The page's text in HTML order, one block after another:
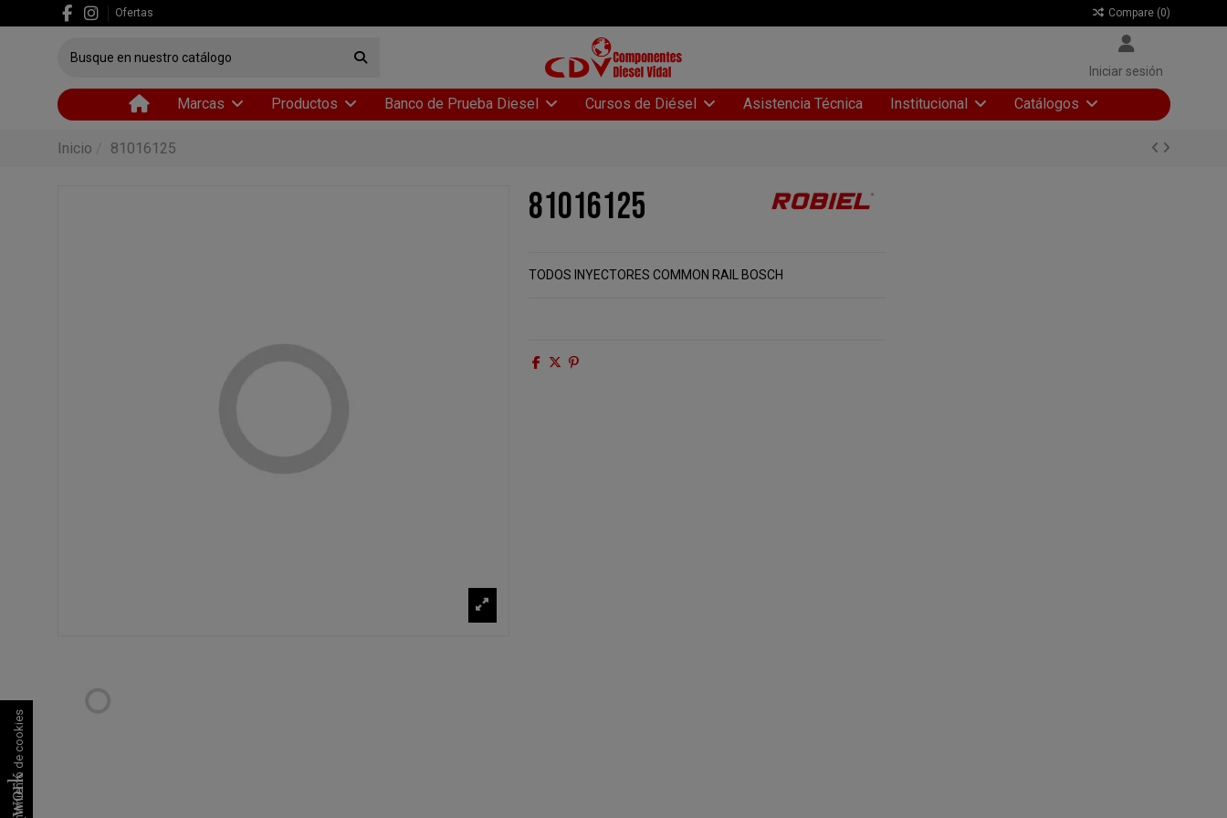
Ofertas Compare (0)
Iniciar sesión
Marcas Productos Banco de Prueba Diesel Cursos de Diésel Asistencia Técnica Institucional Catálogos
Inicio 81016125
81016125
TODOS INYECTORES COMMON RAIL BOSCH
Consentimiento de cookies